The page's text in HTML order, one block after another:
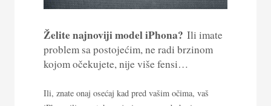
Želite najnoviji model iPhona? Ili imate
problem sa postojećim, ne radi brzinom
kojom očekujete, nije više fensi…
Ili, znate onaj osećaj kad pred vašim očima, vaš